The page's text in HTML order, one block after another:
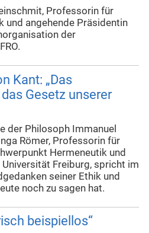
Professorin für
und angehende Präsidentin
der
Kant: „Das
Gesetz unserer
der Philosoph Immanuel
Römer, Professorin für
Hermeneutik und
Freiburg, spricht im
seiner Ethik und
noch zu sagen hat.
beispiellos“